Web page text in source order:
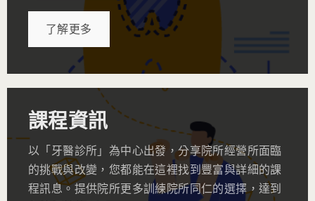
了解更多
課程資訊
以「牙醫診所」為中心出發，分享院所經營所面臨
的挑戰與改變，您都能在這裡找到豐富與詳細的課
程訊息。提供院所更多訓練院所同仁的選擇，達到